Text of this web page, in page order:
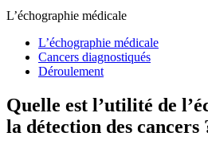
L’échographie médicale
L’échographie médicale
Cancers diagnostiqués
Déroulement
Quelle est l’utilité de
la détection des cancers